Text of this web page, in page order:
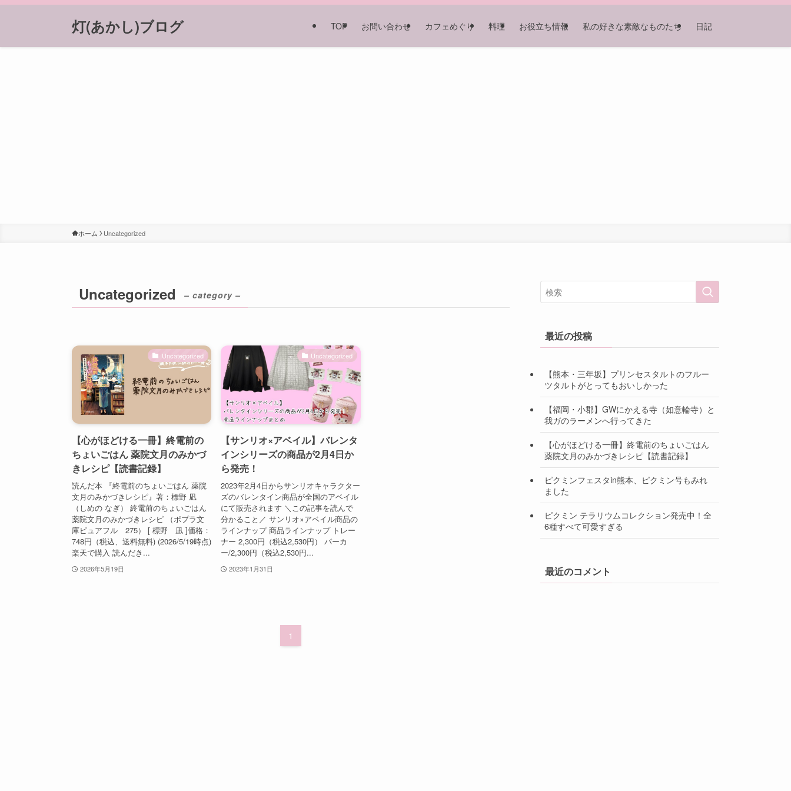
灯(あかし)ブログ TOP お問い合わせ カフェめぐり 料理 お役立ち情報 私の好きな素敵なものたち 日記
ホーム Uncategorized
Uncategorized – category –
Uncategorized
【心がほどける一冊】終電前の
ちょいごはん 薬院文月のみかづ
きレシピ【読書記録】
読んだ本 『終電前のちょいごはん 薬院
文月のみかづきレシピ』著：標野 凪
（しめの なぎ） 終電前のちょいごはん
薬院文月のみかづきレシピ （ポプラ文
庫ピュアフル 275） [ 標野 凪 ]価格：
748円（税込、送料無料) (2026/5/19時点)
楽天で購入 読んだき...
2026年5月19日
Uncategorized
【サンリオ×アベイル】バレンタ
インシリーズの商品が2月4日か
ら発売！
2023年2月4日からサンリオキャラクター
ズのバレンタイン商品が全国のアベイル
にて販売されます ＼この記事を読んで
分かること／ サンリオ×アベイル商品の
ラインナップ 商品ラインナップ トレー
ナー 2,300円（税込2,530円） パーカ
ー/2,300円（税込2,530円...
2023年1月31日
1
最近の投稿
【熊本・三年坂】プリンセスタルトのフルー
ツタルトがとってもおいしかった
【福岡・小郡】GWにかえる寺（如意輪寺）と
我ガのラーメンへ行ってきた
【心がほどける一冊】終電前のちょいごはん
薬院文月のみかづきレシピ【読書記録】
ピクミンフェスタin熊本、ピクミン号もみれ
ました
ピクミン テラリウムコレクション発売中！全
6種すべて可愛すぎる
最近のコメント